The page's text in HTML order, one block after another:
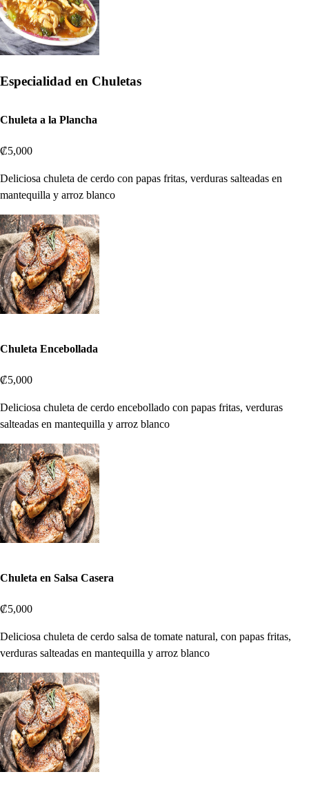
Especialidad en Chuletas
Chuleta a la Plancha
₡5,000
Deliciosa chuleta de cerdo con papas fritas, verduras salteadas en
mantequilla y arroz blanco
Chuleta Encebollada
₡5,000
Deliciosa chuleta de cerdo encebollado con papas fritas, verduras
salteadas en mantequilla y arroz blanco
Chuleta en Salsa Casera
₡5,000
Deliciosa chuleta de cerdo salsa de tomate natural, con papas fritas,
verduras salteadas en mantequilla y arroz blanco